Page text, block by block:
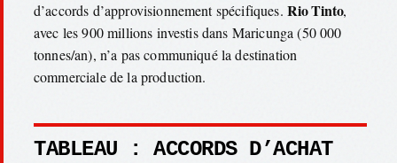
d’accords d’approvisionnement spécifiques. Rio Tinto,
avec les 900 millions investis dans Maricunga (50 000
tonnes/an), n’a pas communiqué la destination
commerciale de la production.
TABLEAU : ACCORDS D’ACHAT